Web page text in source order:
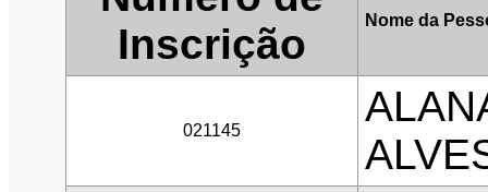
Inscrição
Nome da
021145